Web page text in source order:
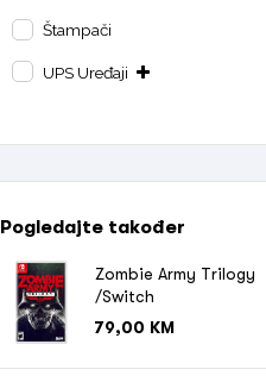
Štampači
UPS Uređaji
Pogledajte također
Zombie Army Trilogy
/Switch
79,00 KM